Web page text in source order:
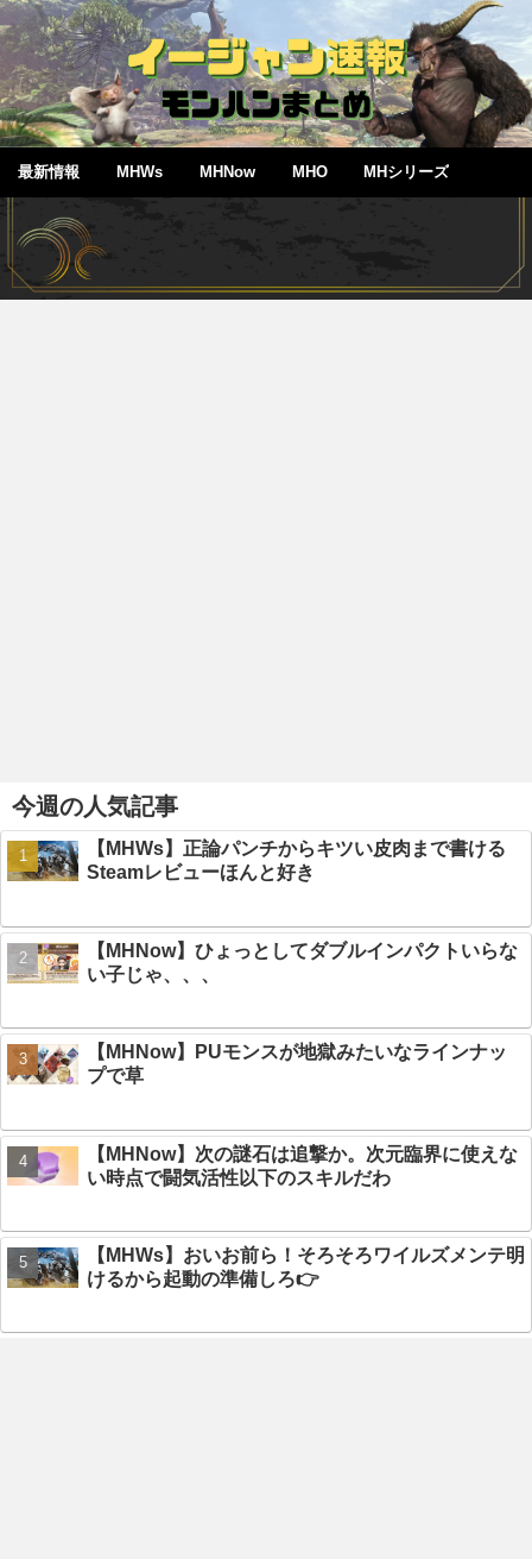
最新情報 MHWs MHNow MHO MHシリーズ
今週の人気記事
【MHWs】正論パンチからキツい皮肉まで書ける
Steamレビューほんと好き
【MHNow】ひょっとしてダブルインパクトいらな
い子じゃ、、、
【MHNow】PUモンスが地獄みたいなラインナッ
プで草
【MHNow】次の謎石は追撃か。次元臨界に使えな
い時点で闘気活性以下のスキルだわ
【MHWs】おいお前ら！そろそろワイルズメンテ明
けるから起動の準備しろ👉